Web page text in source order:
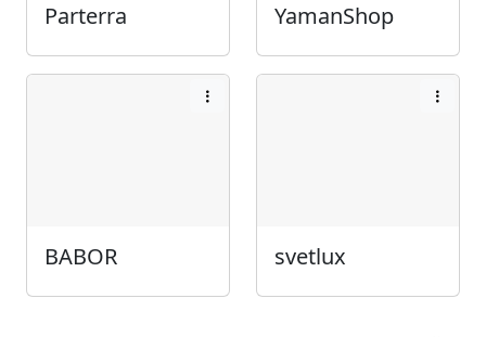
Parterra YamanShop
BABOR svetlux